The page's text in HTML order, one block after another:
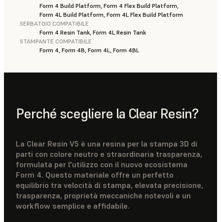
Form 4 Build Platform, Form 4 Flex Build Platform,
Form 4L Build Platform, Form 4L Flex Build Platform
SERBATOIO COMPATIBILE
Form 4 Resin Tank, Form 4L Resin Tank
STAMPANTE COMPATIBILE
Form 4, Form 4B, Form 4L, Form 4BL
Perché scegliere la Clear Resin?
La Clear Resin V5 è una resina per la stampa 3D di
parti con colore neutro e straordinaria trasparenza,
formulata per l'utilizzo con il nuovo ecosistema
Form 4. Questo materiale offre un perfetto
equilibrio tra velocità di stampa, elevata precisione,
trasparenza, proprietà meccaniche notevoli e un
workflow semplice e affidabile.